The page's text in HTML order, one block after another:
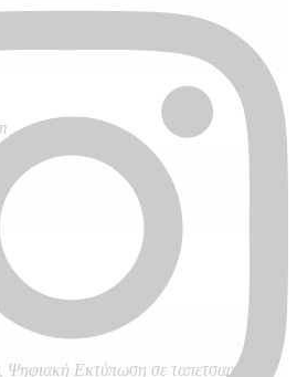
Εκτύπωση σε ταπετσαρία